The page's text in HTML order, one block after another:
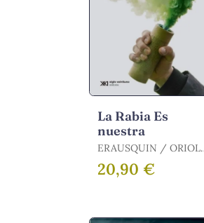
La Rabia Es
nuestra
ERAUSQUIN / ORIOL
20,90 €